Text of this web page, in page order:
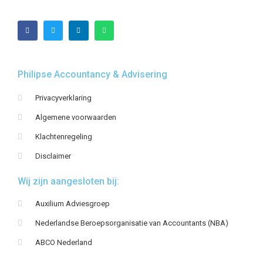
Philipse Accountancy & Advisering
Privacyverklaring
Algemene voorwaarden
Klachtenregeling
Disclaimer
Wij zijn aangesloten bij:
Auxilium Adviesgroep
Nederlandse Beroepsorganisatie van Accountants (NBA)
ABCO Nederland